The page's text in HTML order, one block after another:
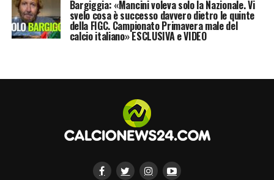
Bargiggia: «Mancini voleva solo la Nazionale. Vi
svelo cosa è successo davvero dietro le quinte
della FIGC. Campionato Primavera male del
calcio italiano» ESCLUSIVA e VIDEO